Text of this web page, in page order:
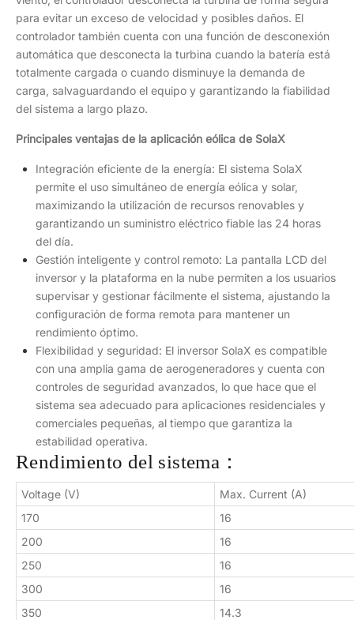
para evitar un exceso de velocidad y posibles daños. El
controlador también cuenta con una función de desconexión
automática que desconecta la turbina cuando la batería está
totalmente cargada o cuando disminuye la demanda de
carga, salvaguardando el equipo y garantizando la fiabilidad
del sistema a largo plazo.
Principales ventajas de la aplicación eólica de SolaX
Integración eficiente de la energía: El sistema SolaX
permite el uso simultáneo de energía eólica y solar,
maximizando la utilización de recursos renovables y
garantizando un suministro eléctrico fiable las 24 horas
del día.
Gestión inteligente y control remoto: La pantalla LCD del
inversor y la plataforma en la nube permiten a los usuarios
supervisar y gestionar fácilmente el sistema, ajustando la
configuración de forma remota para mantener un
rendimiento óptimo.
Flexibilidad y seguridad: El inversor SolaX es compatible
con una amplia gama de aerogeneradores y cuenta con
controles de seguridad avanzados, lo que hace que el
sistema sea adecuado para aplicaciones residenciales y
comerciales pequeñas, al tiempo que garantiza la
estabilidad operativa.
Rendimiento del sistema：
Voltage (V)
Max. Current (A)
170
16
200
16
250
16
300
16
350
14.3